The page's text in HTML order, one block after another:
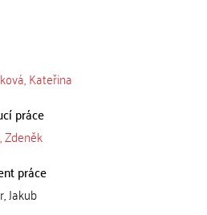
Kateřina
práce
Zdeněk
práce
Jakub